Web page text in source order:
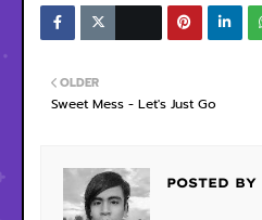
OLDER
Sweet Mess - Let's Just Go
POSTED BY